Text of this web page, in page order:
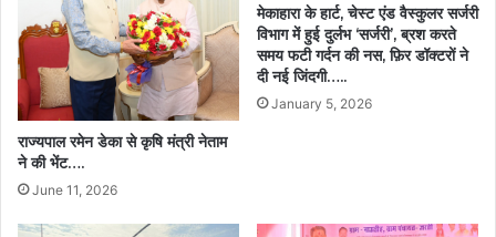
रह
रहा
परिवार…
राज्यपाल रमेन डेका से कृषि मंत्री नेताम
ने की भेंट….
June 11, 2026
मेकाहारा के हार्ट, चेस्ट एंड वैस्कुलर सर्जरी
विभाग में हुई दुर्लभ ‘सर्जरी’, ब्रश करते
समय फटी गर्दन की नस, फ़िर डॉक्टरों ने
दी नई जिंदगी…..
January 5, 2026